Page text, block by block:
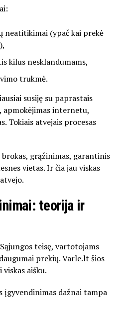
(ypač kai prekė
kilus nesklandumams,
trukmė.
susiję su paprastais
apmokėjimas internetu,
Tokiais atvejais procesas
grąžinimas, garantinis
vietas. Ir čia jau viskas
teorija ir
teisę, vartotojams
prekių. Varle.lt šios
aišku.
dažnai tampa